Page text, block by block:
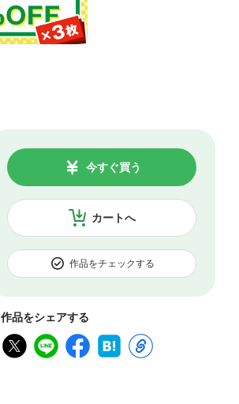
カートへ
今すぐ買う
作品をチェックする
作品をシェアする